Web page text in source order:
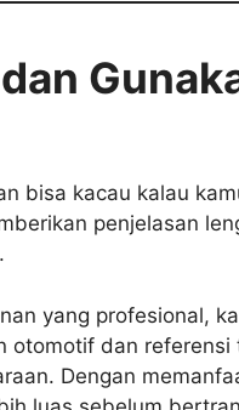
bisa kacau kalau
penjelasan
yang profesional,
otomotif dan referensi
Dengan